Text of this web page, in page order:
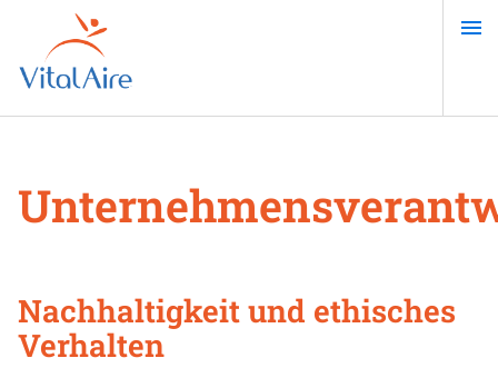
Inhalt
Nachhaltigkeit und ethisches
Verhalten